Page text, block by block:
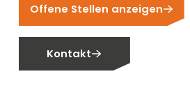
Offene Stellen anzeigen
Kontakt